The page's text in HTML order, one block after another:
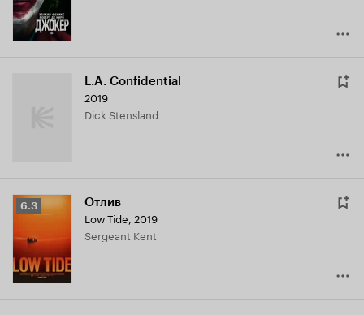
L.A. Confidential
2019
Dick Stensland
Рейтинг
6.3
6.3 Отлив
Low Tide, 2019
Sergeant Kent